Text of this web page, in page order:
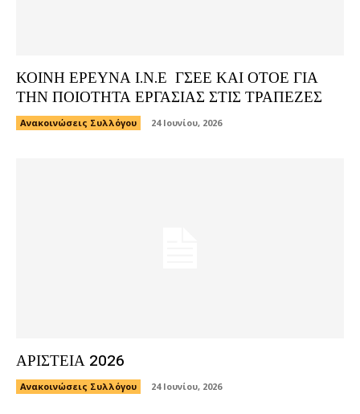
ΚΟΙΝΗ ΕΡΕΥΝΑ Ι.Ν.Ε ΓΣΕΕ ΚΑΙ ΟΤΟΕ ΓΙΑ
ΤΗΝ ΠΟΙΟΤΗΤΑ ΕΡΓΑΣΙΑΣ ΣΤΙΣ ΤΡΑΠΕΖΕΣ
Ανακοινώσεις Συλλόγου 24 Ιουνίου, 2026
ΑΡΙΣΤΕΙΑ 2026
Ανακοινώσεις Συλλόγου 24 Ιουνίου, 2026